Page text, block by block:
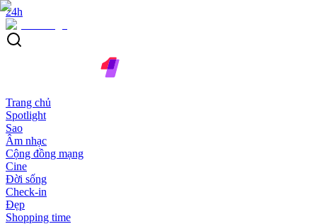
24h
Trang chủ
Spotlight
Sao
Âm nhạc
Cộng đồng mạng
Cine
Đời sống
Check-in
Đẹp
Shopping time